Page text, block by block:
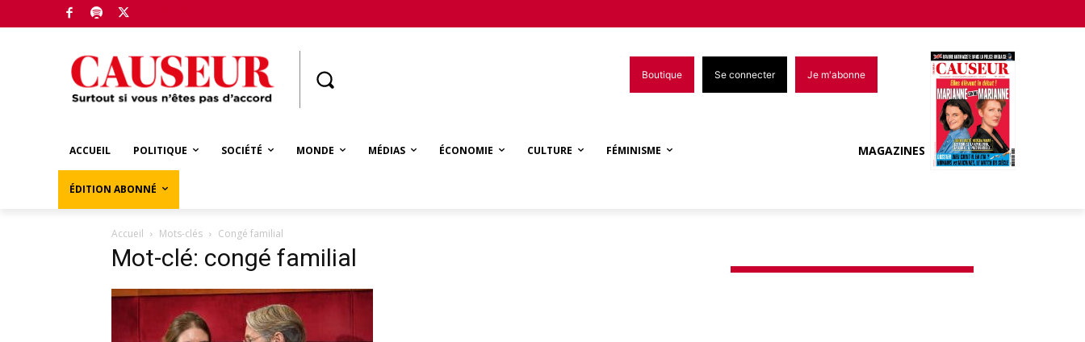
Boutique Se connecter Je m'abonne
ACCUEIL POLITIQUE SOCIÉTÉ MONDE MÉDIAS ÉCONOMIE CULTURE FÉMINISME
ÉDITION ABONNÉ
MAGAZINES
Accueil Mots-clés Congé familial
Mot-clé: congé familial